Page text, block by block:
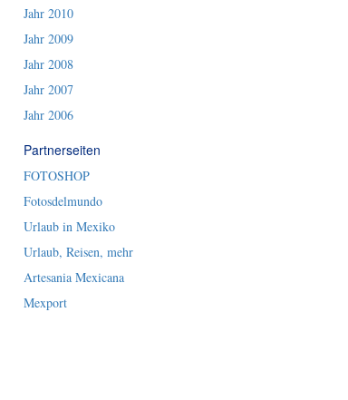
Jahr 2010
Jahr 2009
Jahr 2008
Jahr 2007
Jahr 2006
Partnerseiten
FOTOSHOP
Fotosdelmundo
Urlaub in Mexiko
Urlaub, Reisen, mehr
Artesania Mexicana
Mexport